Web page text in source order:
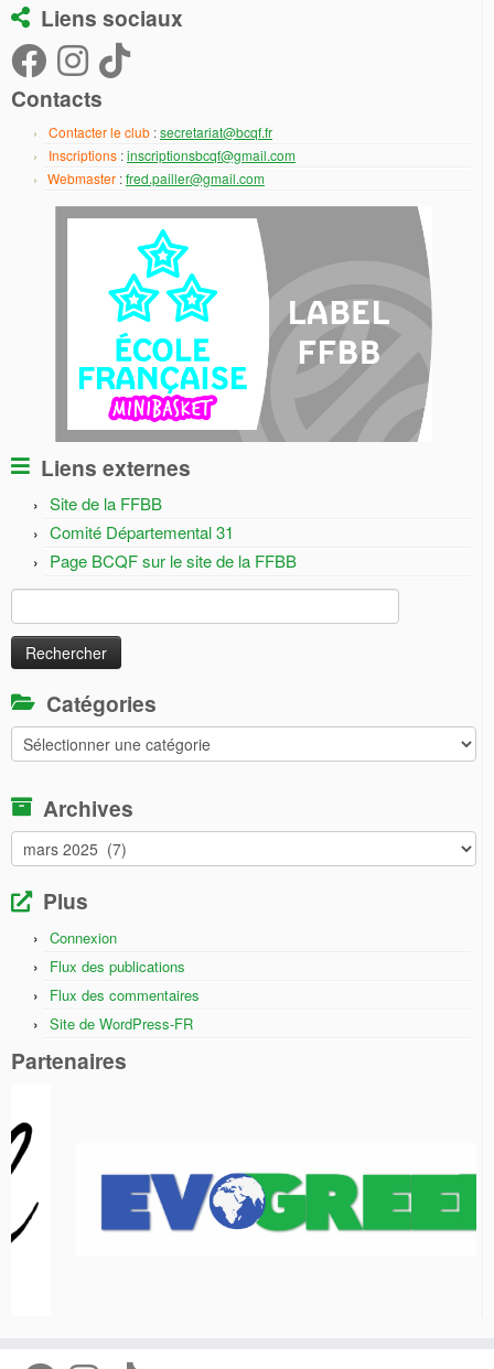
Liens sociaux
Contacts
Contacter le club :secretariat@bcqf.fr
Inscriptions :inscriptionsbcqf@gmail.com
Webmaster :fred.pailler@gmail.com
Liens externes
Site de la FFBB
Comité Départemental 31
Page BCQF sur le site de la FFBB
Rechercher :
Catégories
Catégories
Archives
Archives
Plus
Connexion
Flux des publications
Flux des commentaires
Site de WordPress-FR
Partenaires